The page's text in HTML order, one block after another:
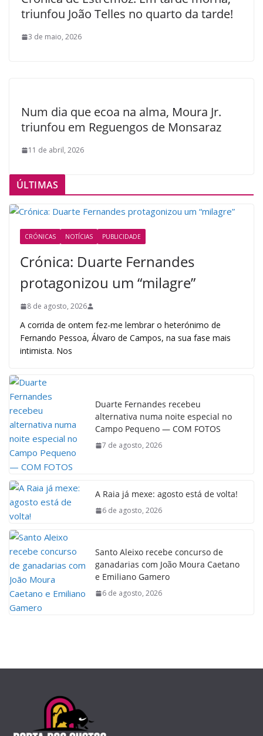
triunfou João Telles no quarto da tarde!
3 de maio, 2026
Num dia que ecoa na alma, Moura Jr.
triunfou em Reguengos de Monsaraz
11 de abril, 2026
ÚLTIMAS
CRÓNICAS NOTÍCIAS PUBLICIDADE
Crónica: Duarte Fernandes
protagonizou um “milagre”
8 de agosto, 2026
A corrida de ontem fez-me lembrar o heterónimo de
Fernando Pessoa, Álvaro de Campos, na sua fase mais
intimista. Nos
Duarte Fernandes recebeu
alternativa numa noite especial no
Campo Pequeno — COM FOTOS
7 de agosto, 2026
A Raia já mexe: agosto está de volta!
6 de agosto, 2026
Santo Aleixo recebe concurso de
ganadarias com João Moura Caetano
e Emiliano Gamero
6 de agosto, 2026